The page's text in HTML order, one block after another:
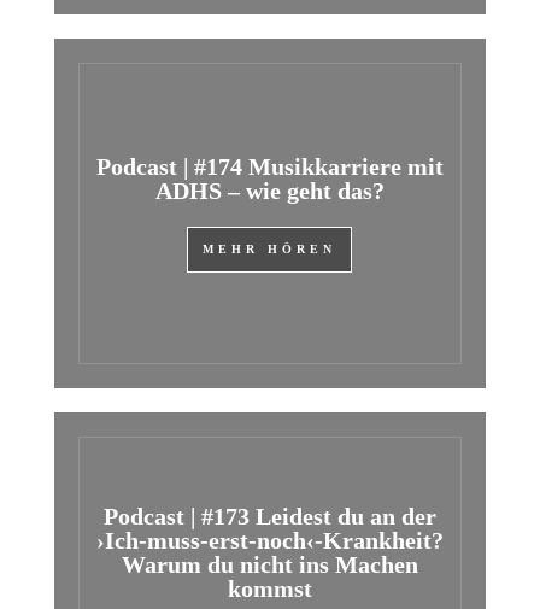
Podcast | #174 Musikkarriere mit
ADHS – wie geht das?
MEHR HÖREN
Podcast | #173 Leidest du an der
›Ich-muss-erst-noch‹-Krankheit?
Warum du nicht ins Machen
kommst